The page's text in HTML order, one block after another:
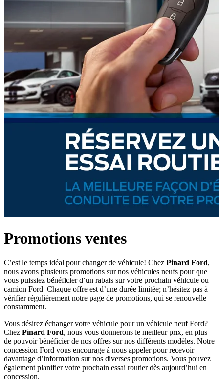
Promotions ventes
C’est le temps idéal pour changer de véhicule! Chez Pinard Ford,
nous avons plusieurs promotions sur nos véhicules neufs pour que
vous puissiez bénéficier d’un rabais sur votre prochain véhicule ou
camion Ford. Chaque offre est d’une durée limitée; n’hésitez pas à
vérifier régulièrement notre page de promotions, qui se renouvelle
constamment.
Vous désirez échanger votre véhicule pour un véhicule neuf Ford?
Chez Pinard Ford, nous vous donnerons le meilleur prix, en plus
de pouvoir bénéficier de nos offres sur nos différents modèles. Notre
concession Ford vous encourage à nous appeler pour recevoir
davantage d’information sur nos diverses promotions. Vous pouvez
également planifier votre prochain essai routier dès aujourd’hui en
concession.